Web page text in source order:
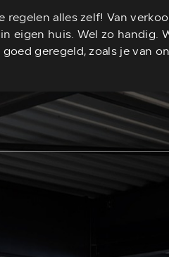
regelen alles zelf! Van
eigen huis. Wel zo handig.
geregeld, zoals je van